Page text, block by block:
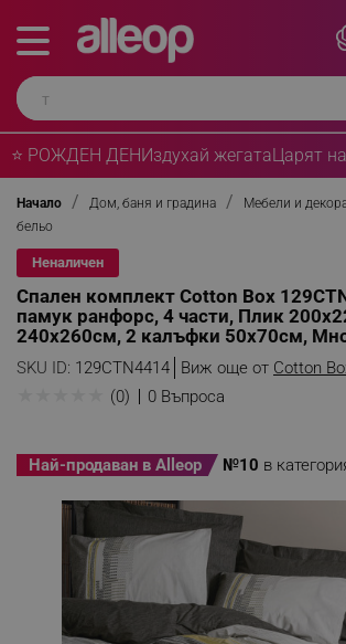
⭐ РОЖДЕН ДЕНИздухай жегатаЦарят
Начало Дом, баня и градина Мебели и
бельо
Неналичен
Спален комплект Cotton Box
памук ранфорс, 4 части, Плик
240х260см, 2 калъфки 50х70см,
SKU ID: 129CTN4414 Виж още от Cotton
(0) 0 Въпроса
Най-продаван в Alleop №10 в